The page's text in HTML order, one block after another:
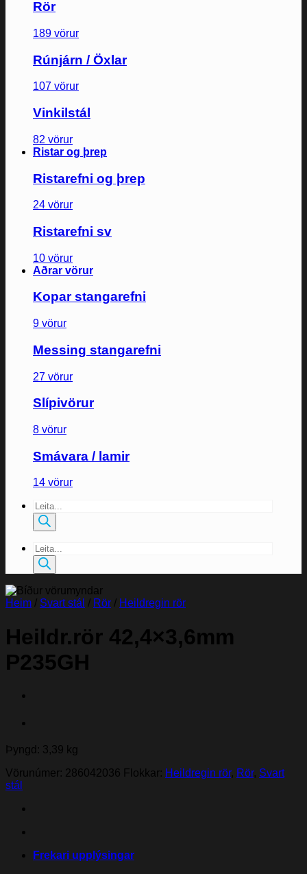
Rör
189 vörur
Rúnjárn / Öxlar
107 vörur
Vinkilstál
82 vörur
Ristar og þrep
Ristarefni og þrep
24 vörur
Ristarefni sv
10 vörur
Aðrar vörur
Kopar stangarefni
9 vörur
Messing stangarefni
27 vörur
Slípivörur
8 vörur
Smávara / lamir
14 vörur
Products
search
Products
search
Heim / Svart stál / Rör / Heildregin rör
Heildr.rör 42,4×3,6mm
P235GH
Þyngd: 3,39 kg
Vörunúmer: 286042036 Flokkar: Heildregin rör, Rör, Svart
stál
Frekari upplýsingar